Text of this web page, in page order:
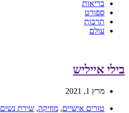
בריאות
ספורט
תרבות
עולם
בילי אייליש
מרץ 1, 2021
טורים אישיים, מוזיקה, שירת נשים